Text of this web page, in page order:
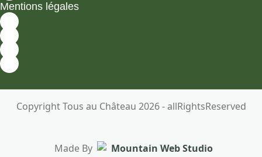
Mentions légales
Copyright Tous au Château 2026 - allRightsReserved
Made By Mountain Web Studio